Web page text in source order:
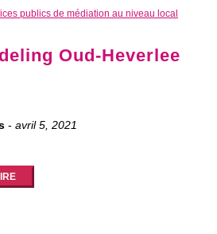
publics de médiation au niveau local
Oud-Heverlee
- avril 5, 2021